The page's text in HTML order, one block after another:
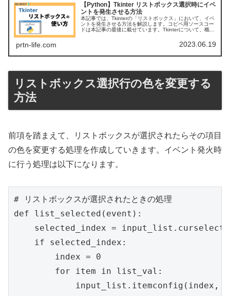
【Python】Tkinter リストボックス選択時にイベ
ントを発生させる方法
本記事では、Tkinterの「リストボックス」において、イベ
ントを発生させる方法を解説します。コピペ用ソースコー
ドは本記事の最後に載せています。Tkinterについて、概要
prtn-life.com 2023.06.19
リストボックス選択行の色を変更する
方法
前項を踏まえて、リストボックスが選択されたらその項目
の色を変更する処理を作成していきます。イベント発火時
に行う処理は以下になります。
# リストボックスが選択されたときの処理
def list_selected(event):
selected_index =
    if selected_index:
        index = 0
        for item in list_val:
input_list.itemconfig(index,